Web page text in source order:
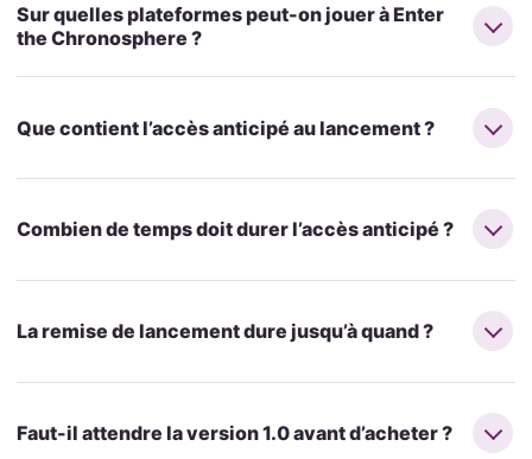
Sur quelles plateformes peut-on jouer à Enter
the Chronosphere ?
Que contient l’accès anticipé au lancement ?
Combien de temps doit durer l’accès anticipé ?
La remise de lancement dure jusqu’à quand ?
Faut-il attendre la version 1.0 avant d’acheter ?